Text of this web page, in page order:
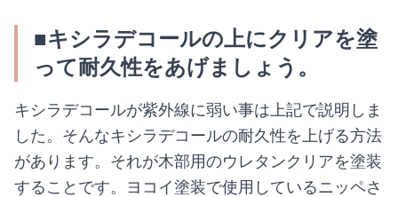
■キシラデコールの上にクリアを塗
って耐久性をあげましょう。
キシラデコールが紫外線に弱い事は上記で説明しま
した。そんなキシラデコールの耐久性を上げる方法
があります。それが木部用のウレタンクリアを塗装
することです。ヨコイ塗装で使用しているニッペさ